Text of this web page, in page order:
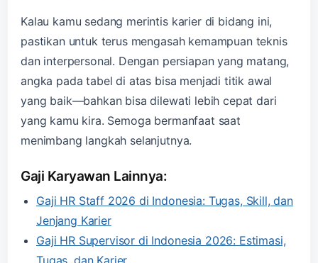
Kalau kamu sedang merintis karier di bidang ini,
pastikan untuk terus mengasah kemampuan teknis
dan interpersonal. Dengan persiapan yang matang,
angka pada tabel di atas bisa menjadi titik awal
yang baik—bahkan bisa dilewati lebih cepat dari
yang kamu kira. Semoga bermanfaat saat
menimbang langkah selanjutnya.
Gaji Karyawan Lainnya:
Gaji HR Staff 2026 di Indonesia: Tugas, Skill, dan
Jenjang Karier
Gaji HR Supervisor di Indonesia 2026: Estimasi,
Tugas, dan Karier